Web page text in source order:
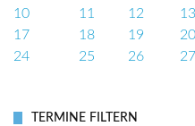
10
11 12 13
17
18 19 20
24
25 26 27
TERMINE FILTERN